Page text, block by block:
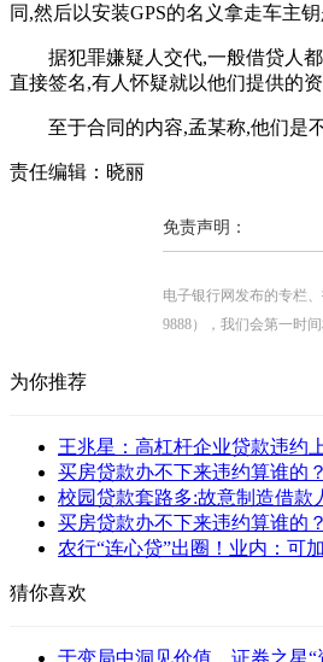
同,然后以安装GPS的名义拿走车主
据犯罪嫌疑人交代,一般借贷人都
直接签名,有人怀疑就以他们提供的
至于合同的内容,孟某称,他们是不
责任编辑：晓丽
免责声明：
电子银行网发布的专栏
9888），我们会第一时
为你推荐
王兆星：高杠杆企业贷款违约
买房贷款办不下来违约算谁的
校园贷款套路多:故意制造借款
买房贷款办不下来违约算谁的
农行“连心贷”出圈！业内：可
猜你喜欢
于变局中洞见价值，证券之星“